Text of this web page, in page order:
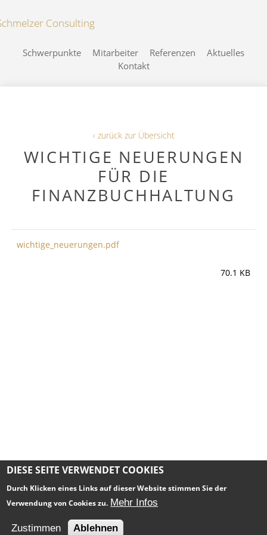
Schwerpunkte Mitarbeiter Referenzen
Aktuelles
Kontakt
‹ zurück zur Übersicht
WICHTIGE NEUERUNGEN
FÜR DIE
FINANZBUCHHALTUNG
wichtige_neuerungen.pdf
70.1 KB
Impressum
DIESE SEITE VERWENDET COOKIES
Durch Klicken eines Links auf dieser Website stimmen Sie der
Verwendung von Cookies zu. Mehr Infos
Zustimmen Ablehnen